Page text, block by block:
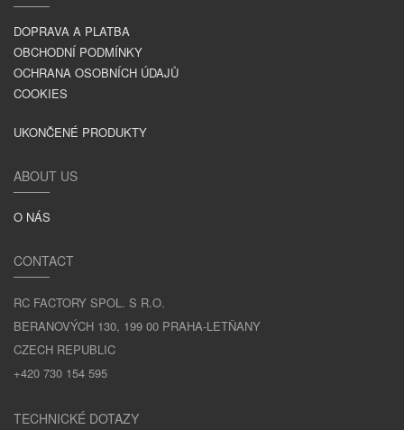
DOPRAVA A PLATBA
OBCHODNÍ PODMÍNKY
OCHRANA OSOBNÍCH ÚDAJŮ
COOKIES
UKONČENÉ PRODUKTY
ABOUT US
O NÁS
CONTACT
RC FACTORY SPOL. S R.O.
BERANOVÝCH 130, 199 00 PRAHA-LETŇANY
CZECH REPUBLIC
+420 730 154 595
TECHNICKÉ DOTAZY